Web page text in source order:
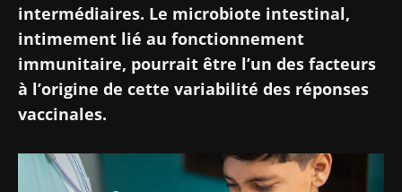
intermédiaires. Le microbiote intestinal,
intimement lié au fonctionnement
immunitaire, pourrait être l’un des facteurs
à l’origine de cette variabilité des réponses
vaccinales.